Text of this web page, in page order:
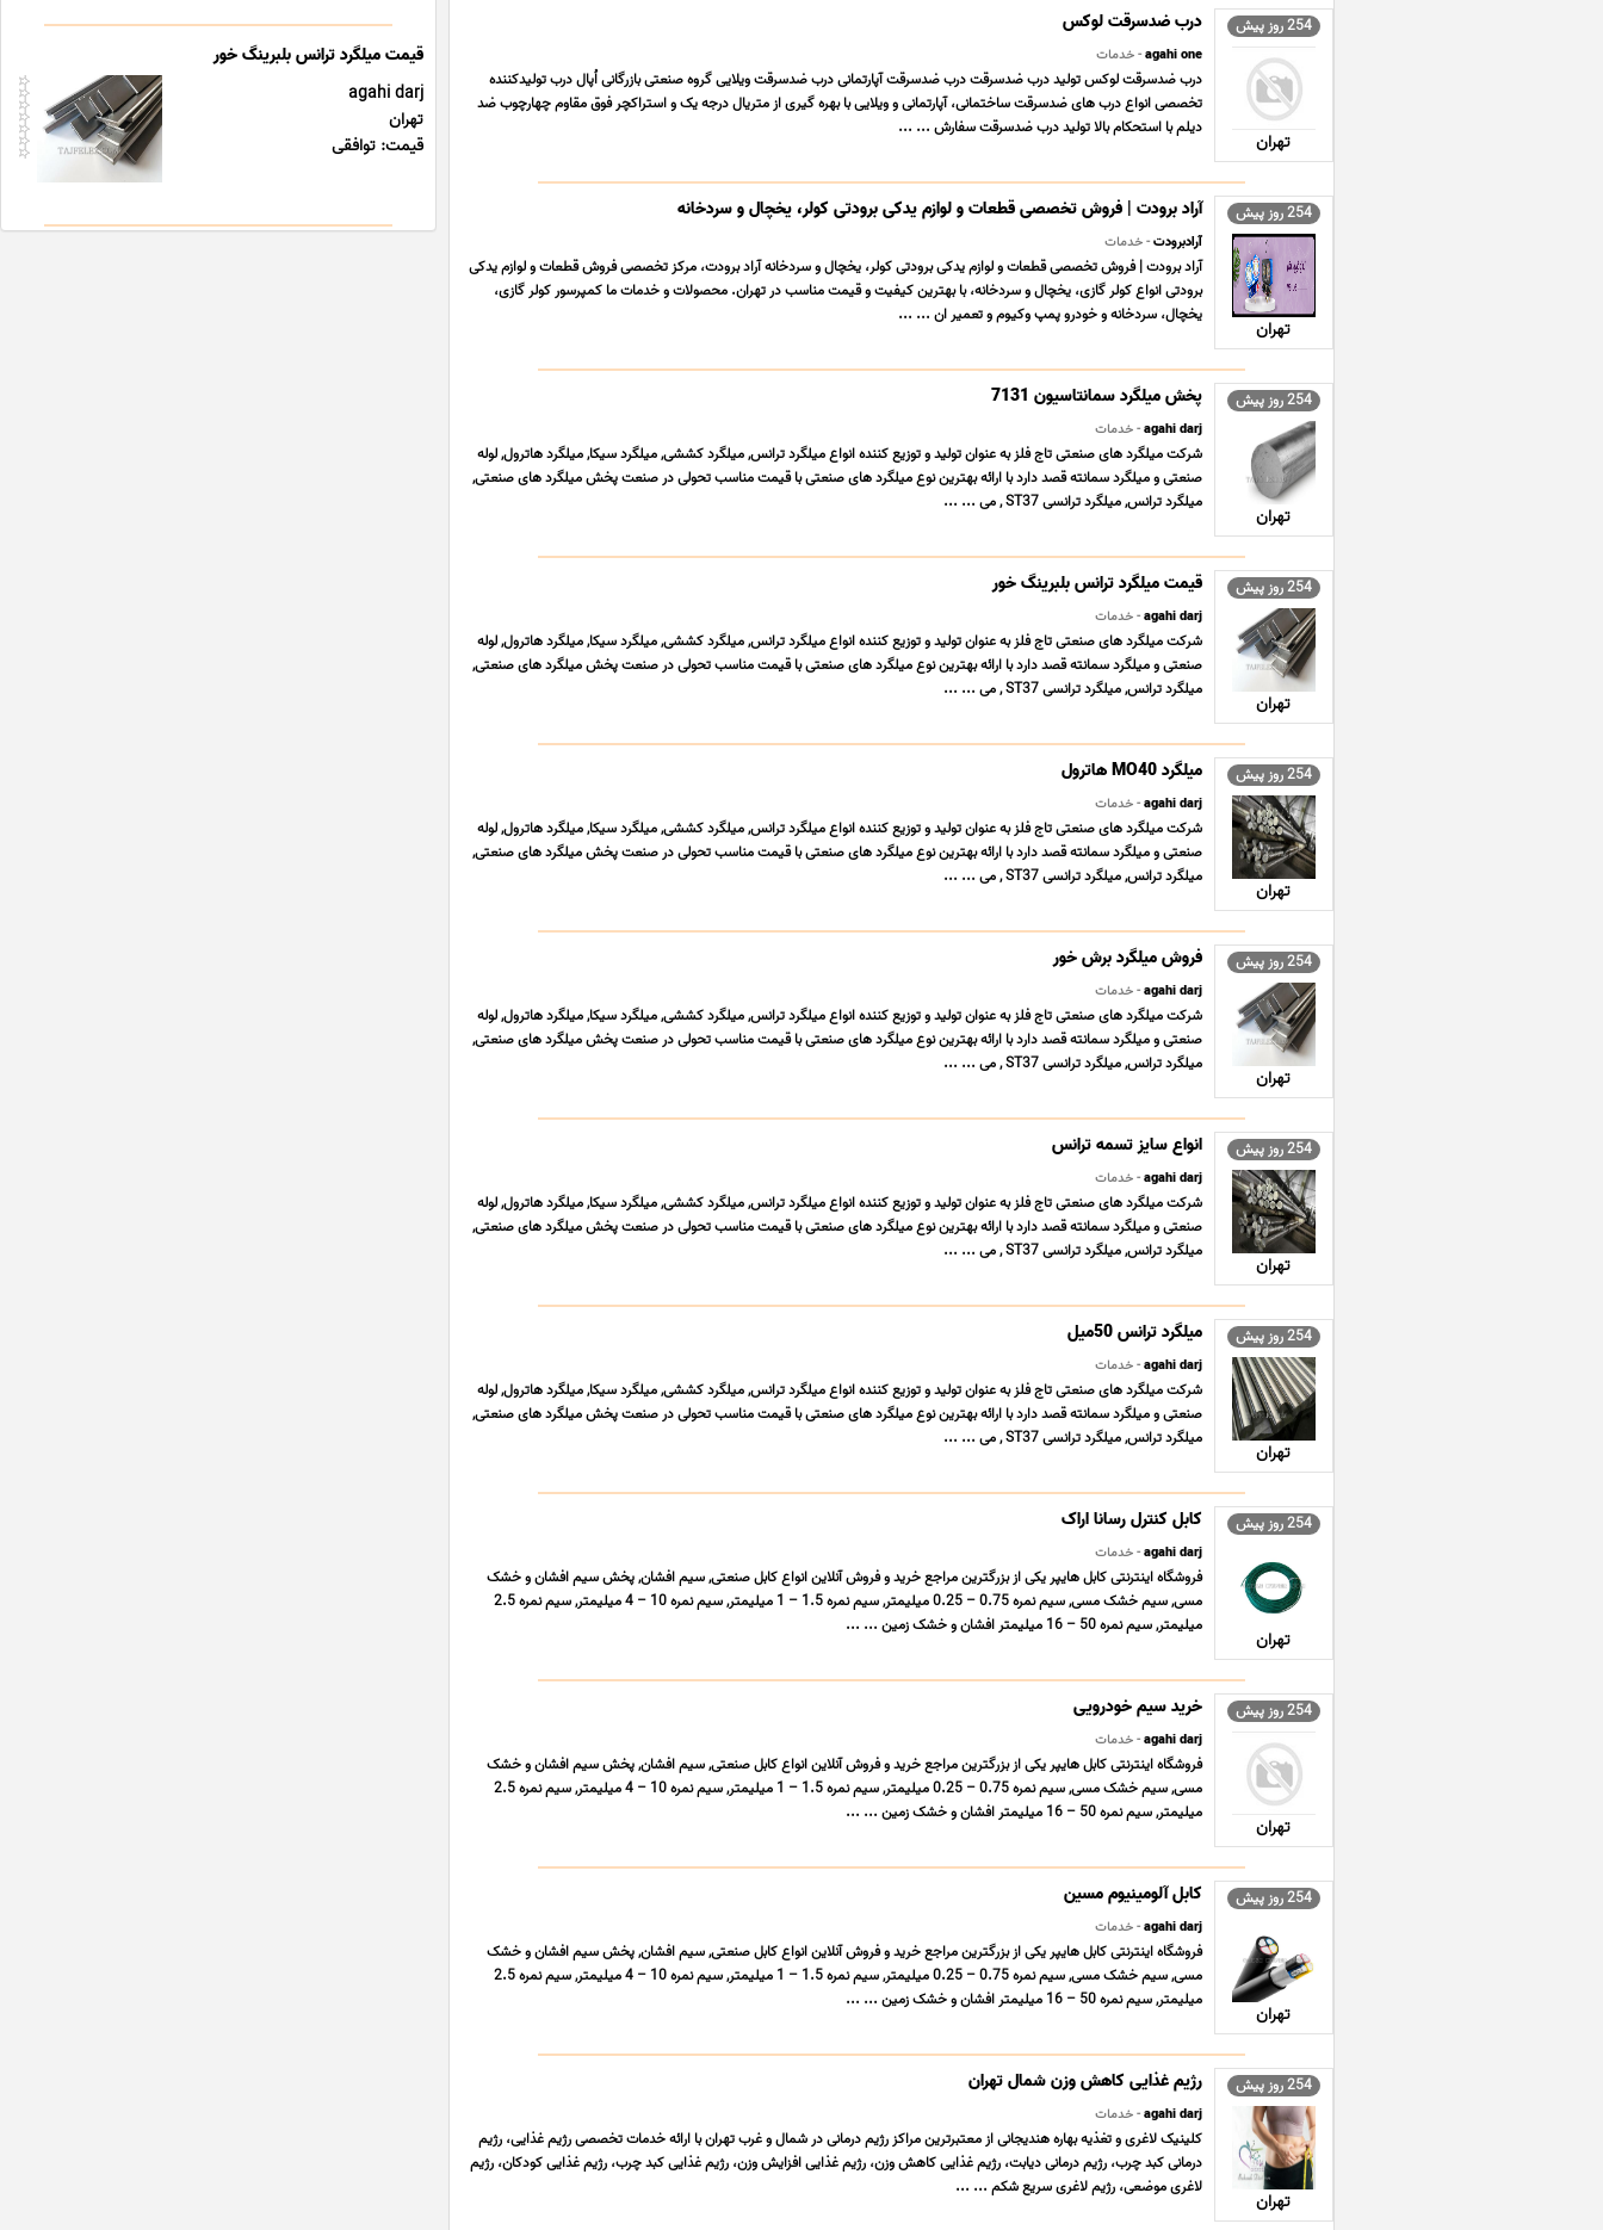
254 روز پیش
تهران
درب ضدسرقت لوکس
agahi one- خدمات
درب ضدسرقت لوکس تولید درب ضدسرقت درب ضدسرقت آپارتمانی درب ضدسرقت ویلایی گروه صنعتی بازرگانی اُپال درب تولیدکننده
تخصصی انواع درب های ضدسرقت ساختمانی، آپارتمانی و ویلایی با بهره گیری از متریال درجه یک و استراکچر فوق مقاوم چهارچوب ضد
دیلم با استحکام بالا تولید درب ضدسرقت سفارش ... ...
254 روز پیش
تهران
آراد برودت | فروش تخصصی قطعات و لوازم یدکی برودتی کولر، یخچال و سردخانه
آرادبرودت- خدمات
آراد برودت | فروش تخصصی قطعات و لوازم یدکی برودتی کولر، یخچال و سردخانه آراد برودت، مرکز تخصصی فروش قطعات و لوازم یدکی
برودتی انواع کولر گازی، یخچال و سردخانه، با بهترین کیفیت و قیمت مناسب در تهران. محصولات و خدمات ما کمپرسور کولر گازی،
یخچال، سردخانه و خودرو پمپ وکیوم و تعمیر ان ... ...
254 روز پیش
تهران
‏‎‏‎پخش میلگرد سمانتاسیون 7131
agahi darj- خدمات
شرکت میلگرد های صنعتی تاج فلز به عنوان تولید و توزیع کننده انواع میلگرد ترانس, میلگرد کششی, میلگرد سیکا, میلگرد هاترول, لوله
صنعتی و میلگرد سمانته قصد دارد با ارائه بهترین نوع میلگرد های صنعتی با قیمت مناسب تحولی در صنعت پخش میلگرد های صنعتی,
میلگرد ترانس, میلگرد ترانسی ST37 , می ... ...
254 روز پیش
تهران
‏‎‏‎قیمت میلگرد ترانس بلبرینگ خور
agahi darj- خدمات
شرکت میلگرد های صنعتی تاج فلز به عنوان تولید و توزیع کننده انواع میلگرد ترانس, میلگرد کششی, میلگرد سیکا, میلگرد هاترول, لوله
صنعتی و میلگرد سمانته قصد دارد با ارائه بهترین نوع میلگرد های صنعتی با قیمت مناسب تحولی در صنعت پخش میلگرد های صنعتی,
میلگرد ترانس, میلگرد ترانسی ST37 , می ... ...
254 روز پیش
تهران
‏‎‏‎میلگرد MO40 هاترول
agahi darj- خدمات
شرکت میلگرد های صنعتی تاج فلز به عنوان تولید و توزیع کننده انواع میلگرد ترانس, میلگرد کششی, میلگرد سیکا, میلگرد هاترول, لوله
صنعتی و میلگرد سمانته قصد دارد با ارائه بهترین نوع میلگرد های صنعتی با قیمت مناسب تحولی در صنعت پخش میلگرد های صنعتی,
میلگرد ترانس, میلگرد ترانسی ST37 , می ... ...
254 روز پیش
تهران
‏‎‏‎فروش میلگرد برش خور
agahi darj- خدمات
شرکت میلگرد های صنعتی تاج فلز به عنوان تولید و توزیع کننده انواع میلگرد ترانس, میلگرد کششی, میلگرد سیکا, میلگرد هاترول, لوله
صنعتی و میلگرد سمانته قصد دارد با ارائه بهترین نوع میلگرد های صنعتی با قیمت مناسب تحولی در صنعت پخش میلگرد های صنعتی,
میلگرد ترانس, میلگرد ترانسی ST37 , می ... ...
254 روز پیش
تهران
‏‎‏‎انواع سایز تسمه ترانس
agahi darj- خدمات
شرکت میلگرد های صنعتی تاج فلز به عنوان تولید و توزیع کننده انواع میلگرد ترانس, میلگرد کششی, میلگرد سیکا, میلگرد هاترول, لوله
صنعتی و میلگرد سمانته قصد دارد با ارائه بهترین نوع میلگرد های صنعتی با قیمت مناسب تحولی در صنعت پخش میلگرد های صنعتی,
میلگرد ترانس, میلگرد ترانسی ST37 , می ... ...
254 روز پیش
تهران
‏‎‏‎میلگرد ترانس 50میل
agahi darj- خدمات
شرکت میلگرد های صنعتی تاج فلز به عنوان تولید و توزیع کننده انواع میلگرد ترانس, میلگرد کششی, میلگرد سیکا, میلگرد هاترول, لوله
صنعتی و میلگرد سمانته قصد دارد با ارائه بهترین نوع میلگرد های صنعتی با قیمت مناسب تحولی در صنعت پخش میلگرد های صنعتی,
میلگرد ترانس, میلگرد ترانسی ST37 , می ... ...
254 روز پیش
تهران
کابل کنترل رسانا اراک
agahi darj- خدمات
فروشگاه اینترنتی کابل هایپر یکی از بزرگترین مراجع خرید و فروش آنلاین انواع کابل صنعتی, سیم افشان, پخش سیم افشان و خشک
مسی, سیم خشک مسی, سیم نمره 0.75 – 0.25 میلیمتر, سیم نمره 1.5 – 1 میلیمتر, سیم نمره 10 – 4 میلیمتر, سیم نمره 2.5
میلیمتر, سیم نمره 50 – 16 میلیمتر افشان و خشک زمین ... ...
254 روز پیش
تهران
خرید سیم خودرویی
agahi darj- خدمات
فروشگاه اینترنتی کابل هایپر یکی از بزرگترین مراجع خرید و فروش آنلاین انواع کابل صنعتی, سیم افشان, پخش سیم افشان و خشک
مسی, سیم خشک مسی, سیم نمره 0.75 – 0.25 میلیمتر, سیم نمره 1.5 – 1 میلیمتر, سیم نمره 10 – 4 میلیمتر, سیم نمره 2.5
میلیمتر, سیم نمره 50 – 16 میلیمتر افشان و خشک زمین ... ...
254 روز پیش
تهران
کابل آلومینیوم مسین
agahi darj- خدمات
فروشگاه اینترنتی کابل هایپر یکی از بزرگترین مراجع خرید و فروش آنلاین انواع کابل صنعتی, سیم افشان, پخش سیم افشان و خشک
مسی, سیم خشک مسی, سیم نمره 0.75 – 0.25 میلیمتر, سیم نمره 1.5 – 1 میلیمتر, سیم نمره 10 – 4 میلیمتر, سیم نمره 2.5
میلیمتر, سیم نمره 50 – 16 میلیمتر افشان و خشک زمین ... ...
254 روز پیش
تهران
رژیم غذایی کاهش وزن شمال تهران
agahi darj- خدمات
کلینیک لاغری و تغذیه بهاره هندیجانی از معتبرترین مراکز رژیم درمانی در شمال و غرب تهران با ارائه خدمات تخصصی رژیم غذایی، رژیم
درمانی کبد چرب، رژیم درمانی دیابت، رژیم غذایی کاهش وزن، رژیم غذایی افزایش وزن، رژیم غذایی کبد چرب، رژیم غذایی کودکان، رژیم
لاغری موضعی، رژیم لاغری سریع شکم ... ...
agahi darj
تهران
قیمت: توافقی